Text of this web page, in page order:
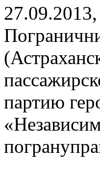
партию